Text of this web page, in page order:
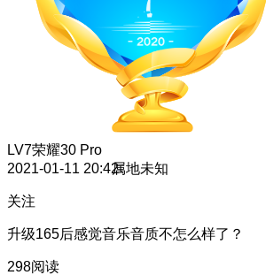
LV7荣耀30 Pro
2021-01-11 20:42属地未知
关注
升级165后感觉音乐音质不怎么样了？
298阅读